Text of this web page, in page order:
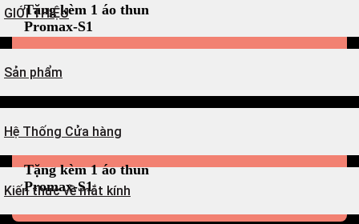
Tặng kèm 1 áo thun
Promax-S1
Tặng kèm 1 áo thun
Promax-S1
GIỚI THIỆU
Sản phẩm
Hệ Thống Cửa hàng
Kiến thức về mắt kính